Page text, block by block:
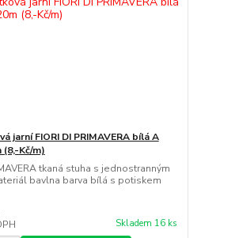
jarní FIORI DI PRIMAVERA bílá A
(8,-Kč/m)
tkaná stuha s jednostranným
bavlna barva bílá s potiskem
Skladem 16 ks